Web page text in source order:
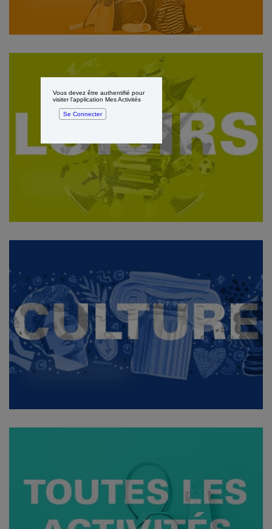
Vous devez être authentifié pour
visiter l'application Mes Activités
Se Connecter
Voir les offres
Voir les offres